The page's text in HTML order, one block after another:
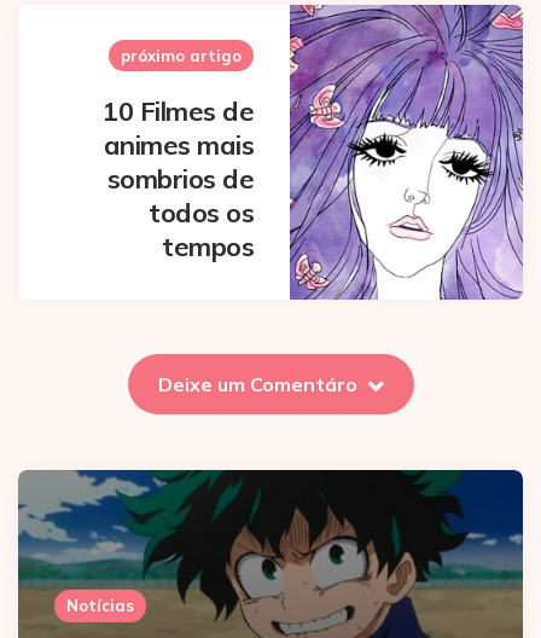
próximo artigo
10 Filmes de
animes mais
sombrios de
todos os
tempos
Deixe um Comentáro
Notícias